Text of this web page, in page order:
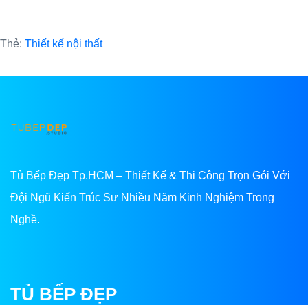
Thẻ: Thiết kế nội thất
Tủ Bếp Đẹp Tp.HCM – Thiết Kế & Thi Công Trọn Gói Với
Đội Ngũ Kiến Trúc Sư Nhiều Năm Kinh Nghiệm Trong
Nghề.
TỦ BẾP ĐẸP